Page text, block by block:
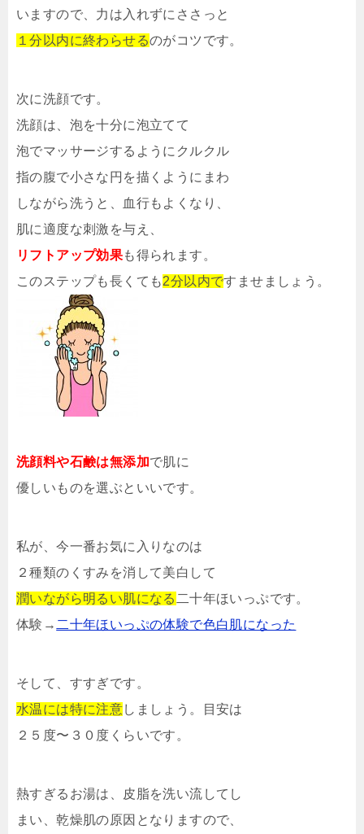
いますので、力は入れずにささっと
１分以内に終わらせるのがコツです。
次に洗顔です。
洗顔は、泡を十分に泡立てて
泡でマッサージするようにクルクル
指の腹で小さな円を描くようにまわ
しながら洗うと、血行もよくなり、
肌に適度な刺激を与え、
リフトアップ効果も得られます。
このステップも長くても2分以内ですませましょう。
洗顔料や石鹸は無添加で肌に
優しいものを選ぶといいです。
私が、今一番お気に入りなのは
２種類のくすみを消して美白して
潤いながら明るい肌になる 二十年ほいっぷです。
体験→ 二十年ほいっぷの体験で色白肌になった
そして、すすぎです。
水温には特に注意しましょう。目安は
２５度〜３０度くらいです。
熱すぎるお湯は、皮脂を洗い流してし
まい、乾燥肌の原因となりますので、